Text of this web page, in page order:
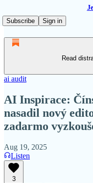
Subscribe
Sign in
Read
ai audit
AI Inspirace:
nasadil nový
zadarmo
Aug 19, 2025
Listen
3